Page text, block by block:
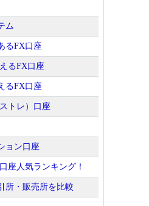
ム
るFX口座
るFX口座
るFX口座
トレ）口座
ョン口座
座人気ランキング！
所・販売所を比較